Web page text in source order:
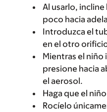
Al usarlo, incline
poco hacia
Introduzca el
en el otro
Mientras el niño
presione hacia
el aerosol.
Haga que el
Rocíelo